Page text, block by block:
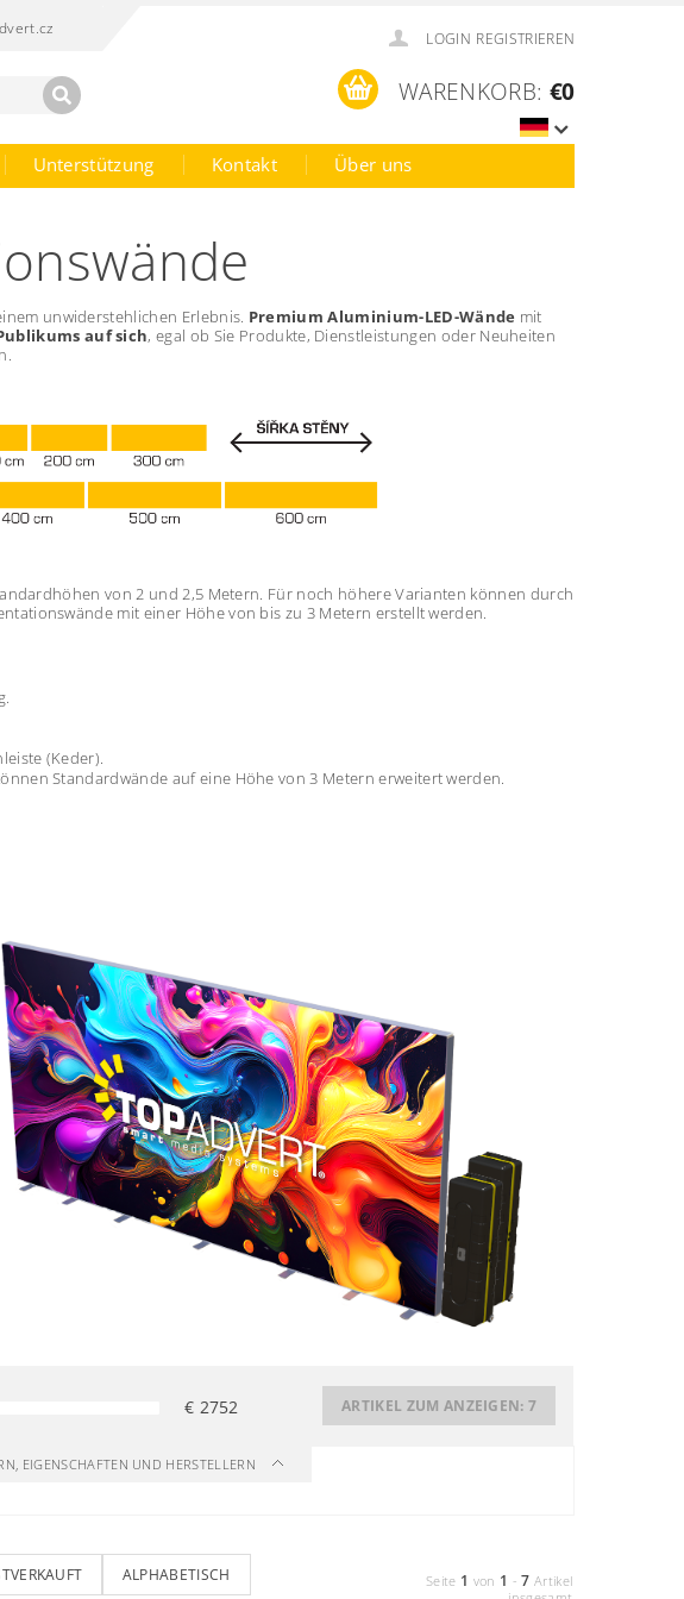
LOGIN REGISTRIEREN
WARENKORB: €0
Unterstützung Kontakt
Über uns
unwiderstehlichen Erlebnis. Premium Aluminium-LED-Wände mit
auf sich, egal ob Sie Produkte, Dienstleistungen oder Neuheiten
von 2 und 2,5 Metern. Für noch höhere Varianten können durch
mit einer Höhe von bis zu 3 Metern erstellt werden.
(Keder).
Standardwände auf eine Höhe von 3 Metern erweitert werden.
€ 2752 ARTIKEL ZUM ANZEIGEN:7
EIGENSCHAFTEN UND HERSTELLERN
ALPHABETISCH Seite 1 von 1 -7 Artikel